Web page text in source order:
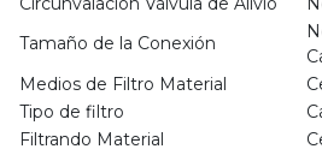
Tamaño de la Conexión
Medios de Filtro Material
Tipo de filtro
Filtrando Material